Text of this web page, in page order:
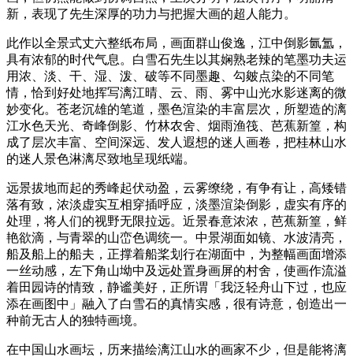
新，表现了先生深厚的功力与把握大画的超人能力。
此作以全景式丈六整纸布局，画面群山俊逸，江中倒影氤氲，
具有浓郁的时代气息。白雪石先生以其娴熟老辣的笔墨功夫运
用浓、淡、干、湿、泼、破等不同墨趣、勾皴点染的不同笔
情，恰到好处地挥写漓江晴、云、雨、雾中山光水影迷离的微
妙变化。苍老沉雄的笔道，墨色渲染的丰富层次，所塑造的漓
江水色天光、奇峰倒影、竹林农舍、烟雨渔筏、芭蕉新篁，构
成了层次丰富、空间深远、发人遐想的迷人画卷，把桂林山水
的迷人景色淋漓尽致地呈现纸端。
远景拔地而起的秀峰起伏动盈，云雾缭绕，有争有让，高矮错
落有致，浓淡虚实互相穿插呼应，淡墨渲染倒影，虚实有序的
处理，将人们的视野无限拉远。近景春意浓浓，芭蕉新篁，鲜
艳欲滴，与青翠的山峦色调统一。中景湖面如镜、水波清亮，
船及船上的船夫，正撑着船桨划行在湖面中，为整幅画面增添
一丝动感，左下角山坳中及远处置身画屏的村舍，使画作流溢
着田园诗的情致，静谧美好，正所谓「我泛轻舟山下过，也应
添在画图中」融入了白雪石的真情实感，很有诗意，创造出一
种前无古人的独特画境。
在中国山水画坛，历来描绘漓江山水的画家不少，但是能将漓